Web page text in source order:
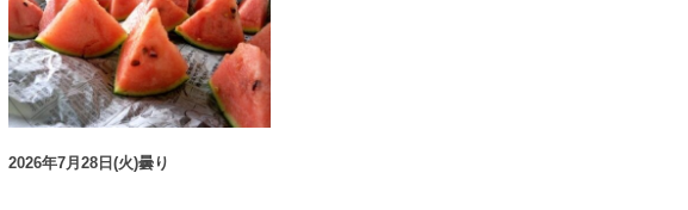
2026年7月28日(火)曇り